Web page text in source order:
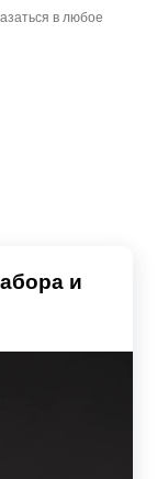
могут быть
За счет
в любое
и